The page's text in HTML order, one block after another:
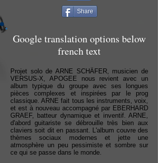
Share
Google translation options below
french text
Projet solo de ARNE SCHÄFER, musicien de
VERSUS-X, APOGEE nous revient avec un
album typique du groupe avec ses longues
pièces complexes et inspirées par le prog
classique. ARNE fait tous les instruments, voix,
et est à nouveau accompagné par EBERHARD
GRAEF, batteur dynamique et inventif. ARNE,
d'abord guitariste se débrouille très bien aux
claviers soit dit en passant. L'album couvre des
thèmes sociaux modernes et jette une
atmosphère un peu pessimiste et sombre sur
ce qui se passe dans le monde.